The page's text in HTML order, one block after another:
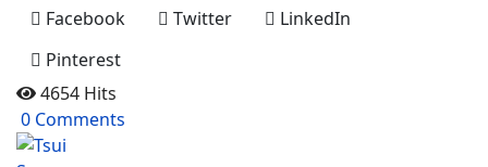
Facebook
Twitter
LinkedIn
Pinterest
4654 Hits
0 Comments